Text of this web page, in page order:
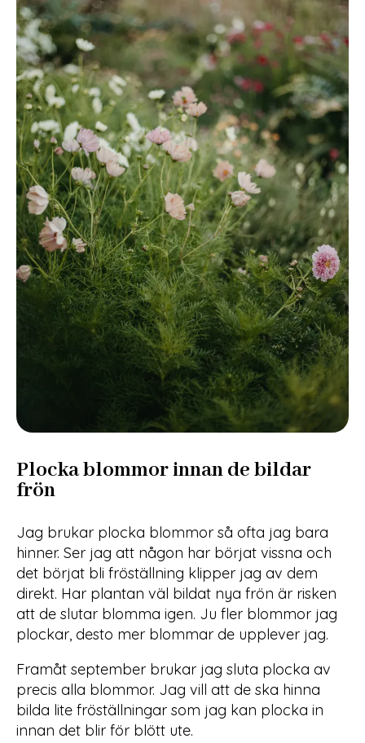
Plocka blommor innan debildar
frön
Jag brukar plocka blommor så ofta jag bara
hinner. Ser jag att någon har börjat vissna och
det börjat bli fröställning klipper jag av dem
direkt. Har plantan väl bildat nya frön är risken
att de slutar blomma igen. Ju fler blommor jag
plockar, desto mer blommar de upplever jag.
Framåt september brukar jag sluta plocka av
precis alla blommor. Jag vill att de ska hinna
bilda lite fröställningar som jag kan plocka in
innan det blir för blött ute.